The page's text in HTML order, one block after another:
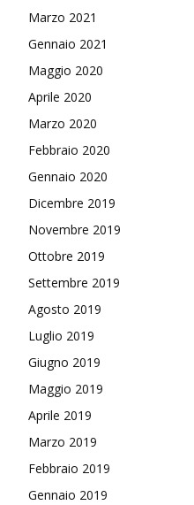
Marzo 2021
Gennaio 2021
Maggio 2020
Aprile 2020
Marzo 2020
Febbraio 2020
Gennaio 2020
Dicembre 2019
Novembre 2019
Ottobre 2019
Settembre 2019
Agosto 2019
Luglio 2019
Giugno 2019
Maggio 2019
Aprile 2019
Marzo 2019
Febbraio 2019
Gennaio 2019